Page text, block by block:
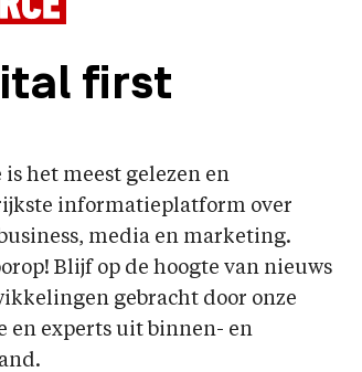
first
is het meest gelezen en
informatieplatform over
media en marketing.
Blijf op de hoogte van nieuws
gebracht door onze
en experts uit binnen- en